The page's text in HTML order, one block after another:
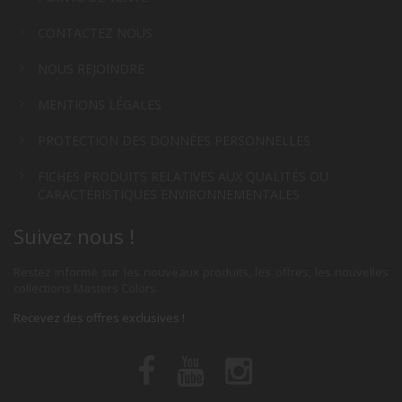
Suivez nous !
Recevez des offres exclusives !